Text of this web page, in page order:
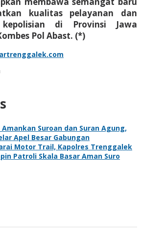
kualitas pelayanan dan
kepolisian di Provinsi Jawa
Pol Abast. (*)
Amankan Suroan dan Suran Agung,
Apel Besar Gabungan
Motor Trail, Kapolres Trenggalek
Patroli Skala Basar Aman Suro